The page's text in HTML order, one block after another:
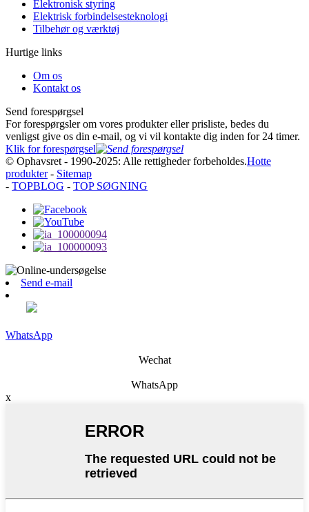
Elektronisk styring
Elektrisk forbindelsesteknologi
Tilbehør og værktøj
Hurtige links
Om os
Kontakt os
Send forespørgsel
For forespørgsler om vores produkter eller prisliste, bedes du
venligst give os din e-mail, og vi vil kontakte dig inden for 24 timer.
Klik for forespørgsel
© Ophavsret - 1990-2025: Alle rettigheder forbeholdes.Hotte
produkter- Sitemap
- TOPBLOG - TOP SØGNING
Send e-mail
WhatsApp
Wechat
WhatsApp
x